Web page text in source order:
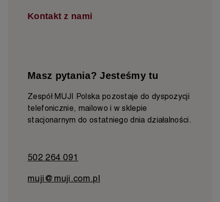
Kontakt z nami
Masz pytania? Jesteśmy tu
Zespół MUJI Polska pozostaje do dyspozycji
telefonicznie, mailowo i w sklepie
stacjonarnym do ostatniego dnia działalności.
502 264 091
muji@muji.com.pl